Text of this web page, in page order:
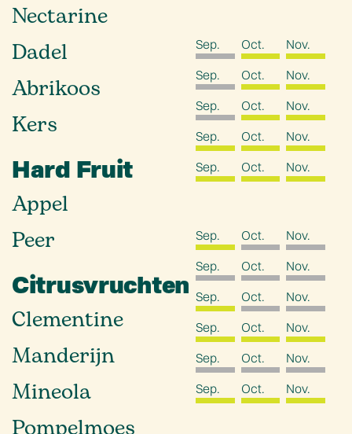
Nectarine
Dadel
Abrikoos
Kers
Hard Fruit
Appel
Peer
Citrusvruchten
Clementine
Manderijn
Mineola
Pompelmoes
Sep. Oct.
Nov.
Sep.
Oct.
Nov.
Sep.
Oct.
Nov.
Sep.
Oct.
Nov.
Sep.
Oct. Nov.
Sep. Oct.
Nov.
Sep.
Oct.
Nov.
Sep.
Oct.
Nov.
Sep.
Oct.
Nov.
Sep.
Oct.
Nov.
Sep.
Oct. Nov.